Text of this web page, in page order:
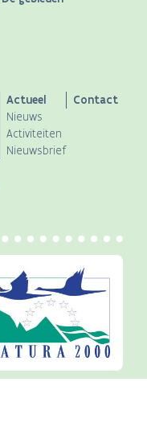
Actueel
Nieuws
Activiteiten
Nieuwsbrief
Contact